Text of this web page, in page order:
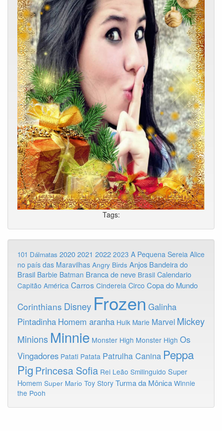
Tags:
101 Dálmatas 2020 2021 2022 2023 A Pequena Sereia Alice
no país das Maravilhas Angry Birds Anjos Bandeira do
Brasil Barbie Batman Branca de neve Brasil Calendario
Capitão América Carros Cinderela Circo Copa do Mundo
Corinthians Disney Frozen Galinha
Pintadinha Homem aranha Hulk Marie Marvel Mickey
Minions Minnie Monster High Monster High Os
Vingadores Patati Patata Patrulha Canina Peppa
Pig Princesa Sofia Rei Leão Smilinguido Super
Homem Super Mario Toy Story Turma da Mônica Winnie
the Pooh